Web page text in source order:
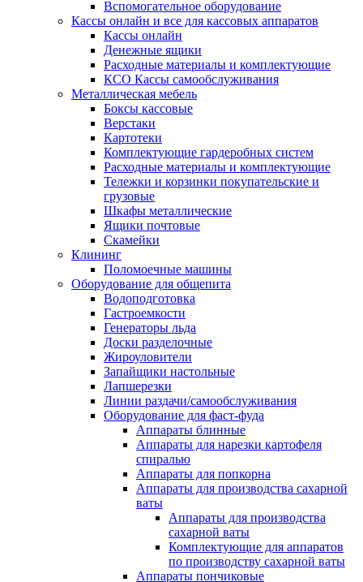
Вспомогательное оборудование
Кассы онлайн и все для кассовых аппаратов
Кассы онлайн
Денежные ящики
Расходные материалы и комплектующие
КСО Кассы самообслуживания
Металлическая мебель
Боксы кассовые
Верстаки
Картотеки
Комплектующие гардеробных систем
Расходные материалы и комплектующие
Тележки и корзинки покупательские и
грузовые
Шкафы металлические
Ящики почтовые
Скамейки
Клининг
Поломоечные машины
Оборудование для общепита
Водоподготовка
Гастроемкости
Генераторы льда
Доски разделочные
Жироуловители
Запайщики настольные
Лапшерезки
Линии раздачи/самообслуживания
Оборудование для фаст-фуда
Аппараты блинные
Аппараты для нарезки картофеля
спиралью
Аппараты для попкорна
Аппараты для производства сахарной
ваты
Аппараты для производства
сахарной ваты
Комплектующие для аппаратов
по производству сахарной ваты
Аппараты пончиковые